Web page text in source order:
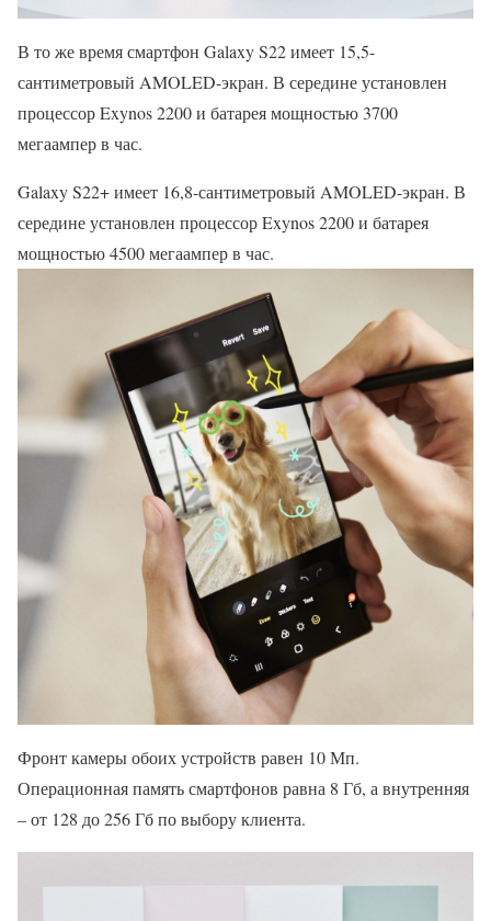
В то же время смартфон Galaxy S22 имеет 15,5-
сантиметровый AMOLED-экран. В середине установлен
процессор Exynos 2200 и батарея мощностью 3700
мегаампер в час.
Galaxy S22+ имеет 16,8-сантиметровый AMOLED-экран. В
середине установлен процессор Exynos 2200 и батарея
мощностью 4500 мегаампер в час.
Фронт камеры обоих устройств равен 10 Мп.
Операционная память смартфонов равна 8 Гб, а внутренняя
– от 128 до 256 Гб по выбору клиента.